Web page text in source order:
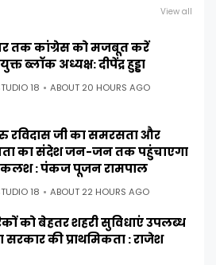
View all
तक कांग्रेस को मजबूत करें
ब्लॉक अध्यक्ष: दीपेंद्र हुड्डा
18 ABOUT 20 HOURS AGO
रविदास जी का समरसता और
का संदेश जन-जन तक पहुंचाएगा
कलश : पंकज पूजन रामपाल
18 ABOUT 22 HOURS AGO
को बेहतर शहरी सुविधाएं उपलब्ध
सरकार की प्राथमिकता : राजेश